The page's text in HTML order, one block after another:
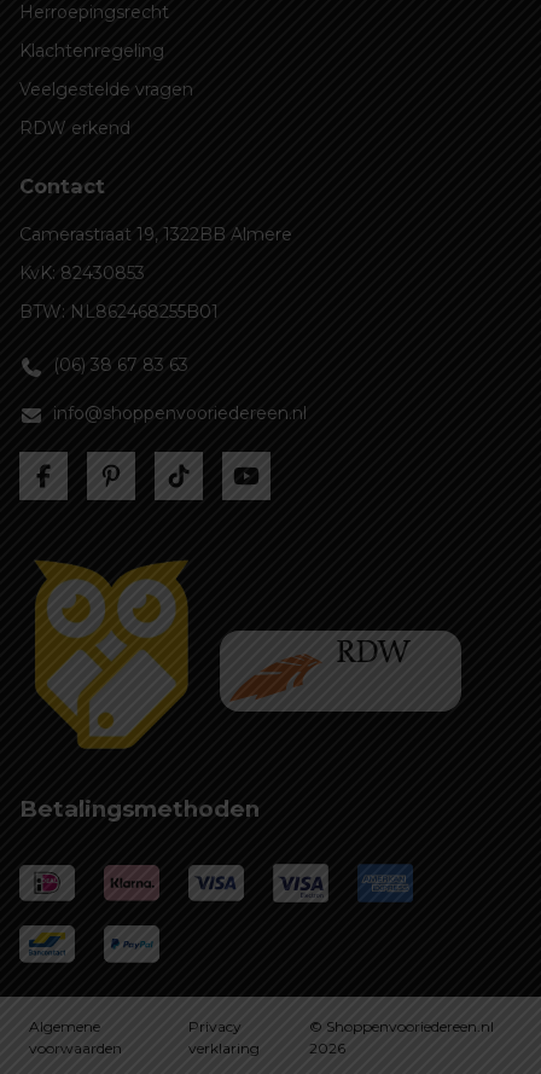
Herroepingsrecht
Klachtenregeling
Veelgestelde vragen
RDW erkend
Contact
Camerastraat 19, 1322BB Almere
KvK: 82430853
BTW: NL862468255B01
(06) 38 67 83 63
info@shoppenvooriedereen.nl
Betalingsmethoden
Algemene
voorwaarden
Privacy
verklaring
© Shoppenvooriedereen.nl
2026